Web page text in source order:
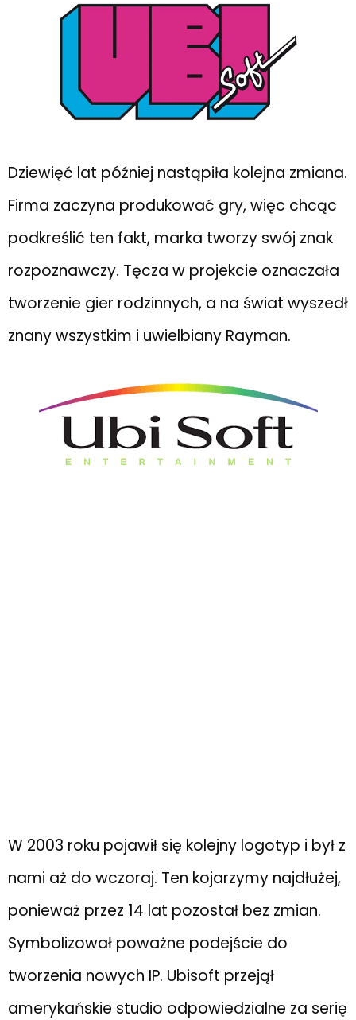
Dziewięć lat później nastąpiła kolejna zmiana.
Firma zaczyna produkować gry, więc chcąc
podkreślić ten fakt, marka tworzy swój znak
rozpoznawczy. Tęcza w projekcie oznaczała
tworzenie gier rodzinnych, a na świat wyszedł
znany wszystkim i uwielbiany Rayman.
W 2003 roku pojawił się kolejny logotyp i był z
nami aż do wczoraj. Ten kojarzymy najdłużej,
ponieważ przez 14 lat pozostał bez zmian.
Symbolizował poważne podejście do
tworzenia nowych IP. Ubisoft przejął
amerykańskie studio odpowiedzialne za serię